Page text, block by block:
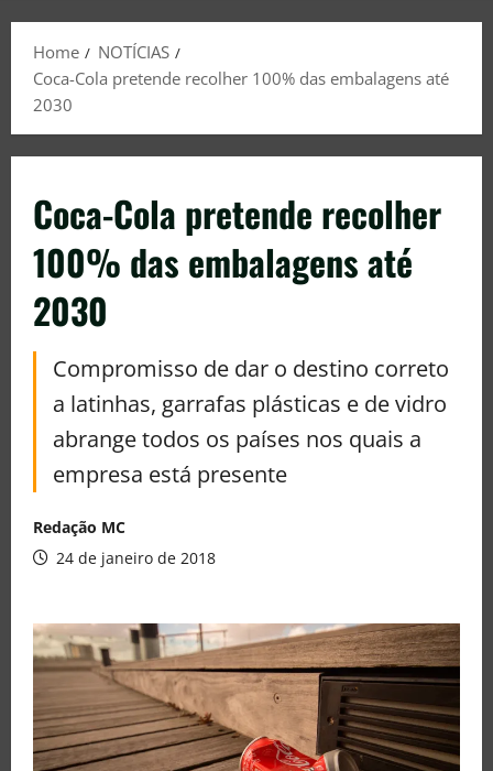
Home
NOTÍCIAS
Coca-Cola pretende recolher 100% das embalagens até
2030
Coca-Cola pretende recolher
100% das embalagens até
2030
Compromisso de dar o destino correto
a latinhas, garrafas plásticas e de vidro
abrange todos os países nos quais a
empresa está presente
Redação MC
24 de janeiro de 2018